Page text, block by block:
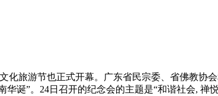
旅游节也正式开幕。广东省民宗委、省佛教协
诞”。24日召开的纪念会的主题是“和谐社会,